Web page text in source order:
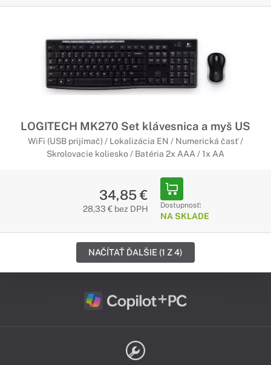
LOGITECH MK270 Set klávesnica a myš US
WiFi (USB prijímač) / Lokalizácia EN / Numerická časť /
Skrolovacie koliesko / Batéria 2x AAA / 1x AA
34,85 €
28,33 € bez DPH Dostupnosť:
NA SKLADE
NAČÍTAŤ ĎALŠIE (1 Z 4)